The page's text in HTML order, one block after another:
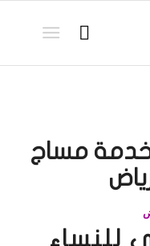
مساج
للنساء